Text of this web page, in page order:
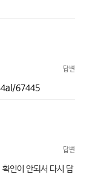
답변
67445
답변
인이 안되서 다시 답